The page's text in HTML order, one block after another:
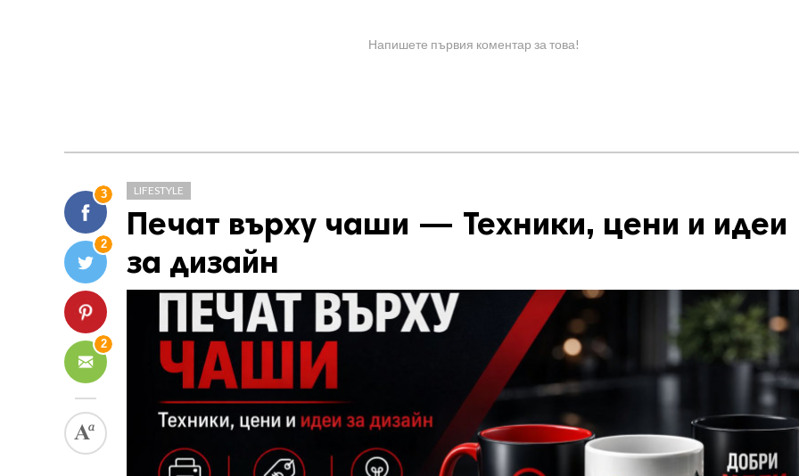
Напишете първия коментар за това!
3
2
2
LIFESTYLE
Печат върху чаши — Техники, цени и идеи
за дизайн